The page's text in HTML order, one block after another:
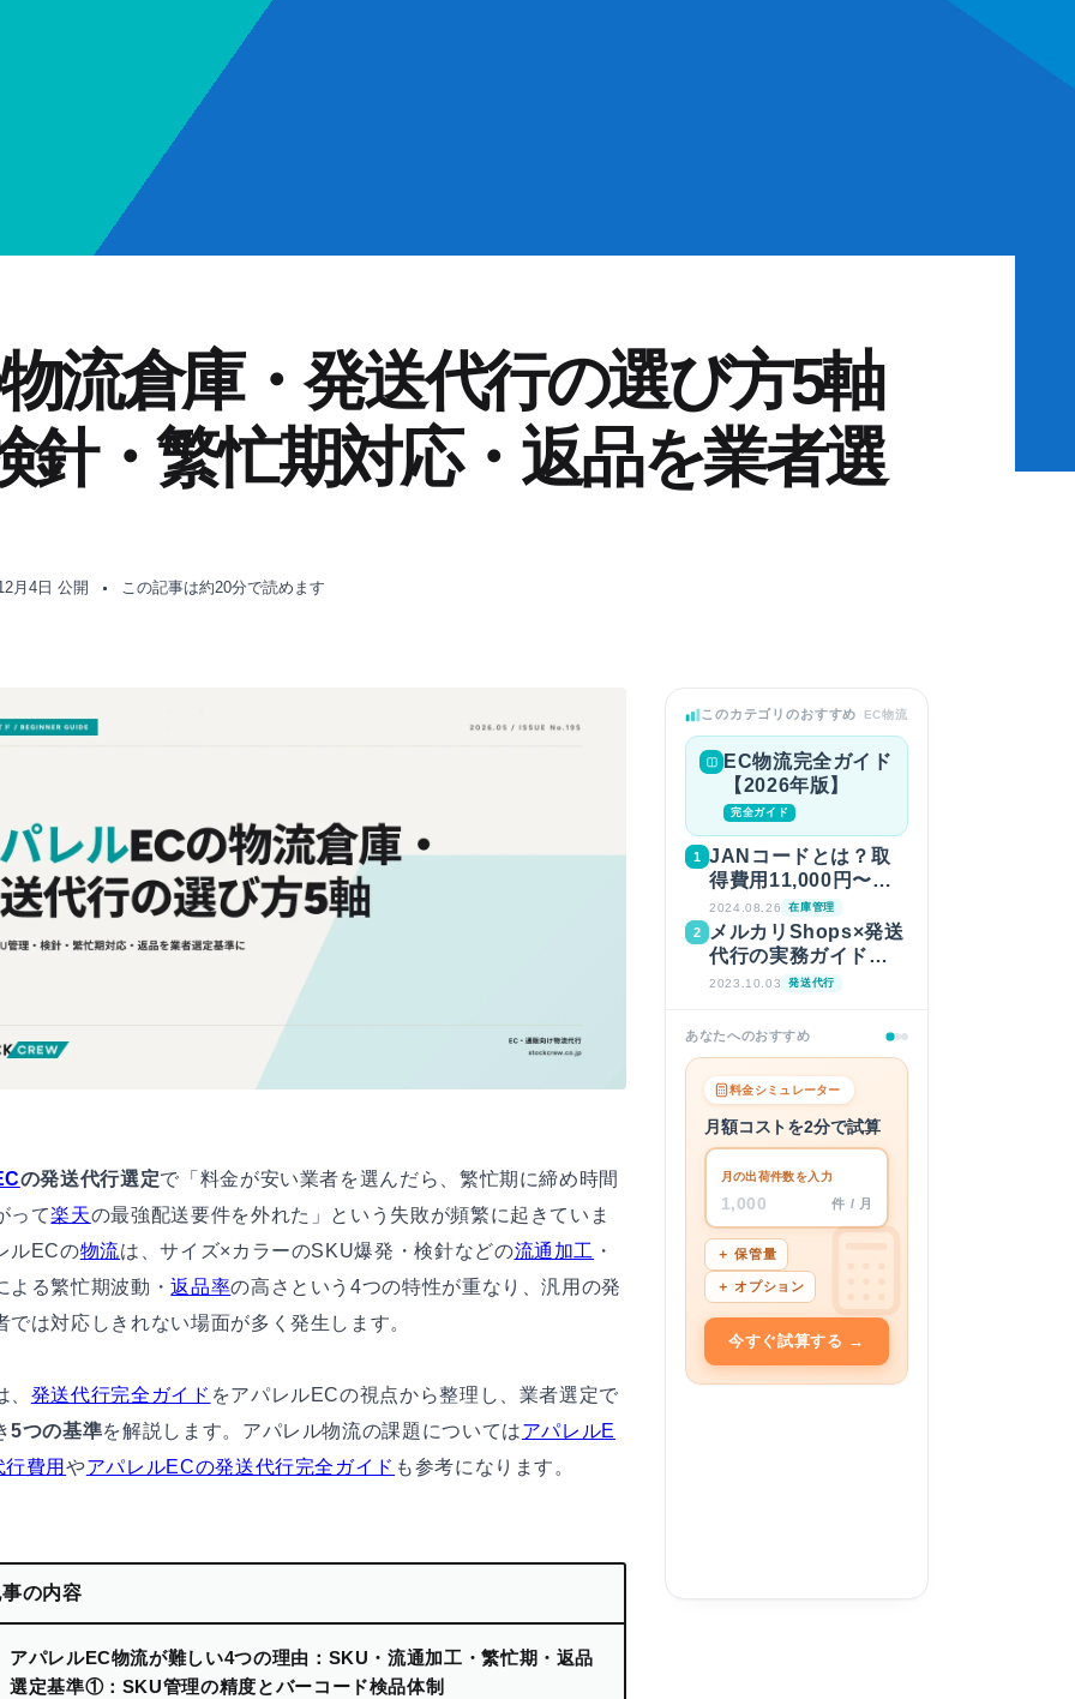
流倉庫・発送代行の選び方5軸
針・繁忙期対応・返品を業者選
月4日 公開 この記事は約20分で読めます
の発送代行選定で「料金が安い業者を選んだら、繁忙期に締め時間
って楽天の最強配送要件を外れた」という失敗が頻繁に起きていま
ルECの物流は、サイズ×カラーのSKU爆発・検針などの流通加工 ・
よる繁忙期波動・返品率の高さという4つの特性が重なり、汎用の発
では対応しきれない場面が多く発生します。
発送代行完全ガイド をアパレルECの視点から整理し、業者選定で
5つの基準を解説します。アパレル物流の課題についてはアパレルE
行費用やアパレルECの発送代行完全ガイド も参考になります。
の内容
アパレルEC物流が難しい4つの理由：SKU・流通加工・繁忙期・返品
選定基準①：SKU管理の精度とバーコード検品体制
このカテゴリのおすすめ EC物流
EC物流完全ガイド
【2026年版】
完全ガイド
1 JANコードとは？取
得費用11,000円〜・
申請4ステップ【2026
年版】
2024.08.26 在庫管理
2
メルカリShops×発送
代行の実務ガイド【2
026年版】
2023.10.03 発送代行
あなたへのおすすめ
料金シミュレーター
月額コストを2分で試算
月の出荷件数を入力
1,000 件 / 月
＋ 保管量
＋ オプション
今すぐ試算する →